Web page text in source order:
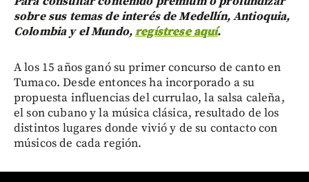
sobre sus temas de interés de Medellín, Antioquia,
Colombia y el Mundo,regístrese aquí.
A los 15 años ganó su primer concurso de canto en
Tumaco. Desde entonces ha incorporado a su
propuesta influencias del currulao, la salsa caleña,
el son cubano y la música clásica, resultado de los
distintos lugares donde vivió y de su contacto con
músicos de cada región.